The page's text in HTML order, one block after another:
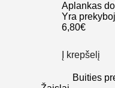
Buities
Aplankas
Yra
6,80€
Į krepšelį